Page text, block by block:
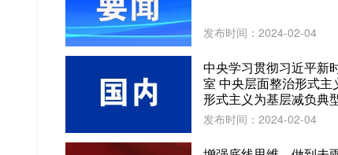
发布时间：2024-02-04
中央学习贯彻习近平新
室 中央层面整治形式
形式主义为基层减负典
发布时间：2024-02-04